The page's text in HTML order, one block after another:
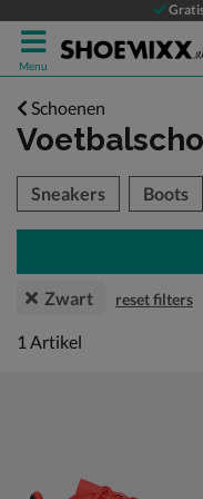
Menu
Schoenen
over
Sneakers Boots
Zwart reset filters
1 artikel
1 Artikel